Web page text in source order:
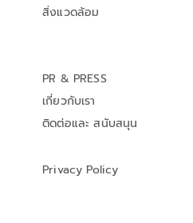
สิ่งแวดล้อม
PR & PRESS
เกี่ยวกับเรา
ติดต่อและ สนับสนุน
Privacy Policy